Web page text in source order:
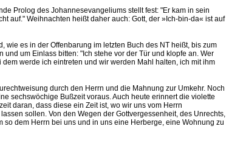
Prolog des Johannesevangeliums stellt fest: "Er kam in sein
auf." Weihnachten heißt daher auch: Gott, der »Ich-bin-da« ist auf
wie es in der Offenbarung im letzten Buch des NT heißt, bis zum
und um Einlass bitten: "Ich stehe vor der Tür und klopfe an. Wer
werde ich eintreten und wir werden Mahl halten, ich mit ihm
durch den Herrn und die Mahnung zur Umkehr. Noch
sechswöchige Bußzeit voraus. Auch heute erinnert die violette
daran, dass diese ein Zeit ist, wo wir uns vom Herrn
sollen. Von den Wegen der Gottvergessenheit, des Unrechts,
dem Herrn bei uns und in uns eine Herberge, eine Wohnung zu